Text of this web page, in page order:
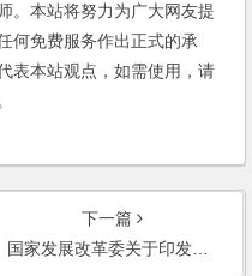
。本站将努力为广大网友提
何免费服务作出正式的承
表本站观点，如需使用，请
下一篇
国家发展改革委关于印发利用价格杠杆鼓励和引导民间投资发展的实施意见的通知